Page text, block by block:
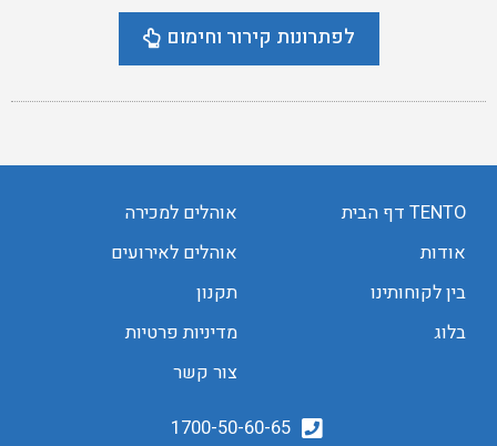
לפתרונות קירור וחימום
TENTO דף הבית
אודות
בין לקוחותינו
בלוג
אוהלים למכירה
אוהלים לאירועים
תקנון
מדיניות פרטיות
צור קשר
1700-50-60-65